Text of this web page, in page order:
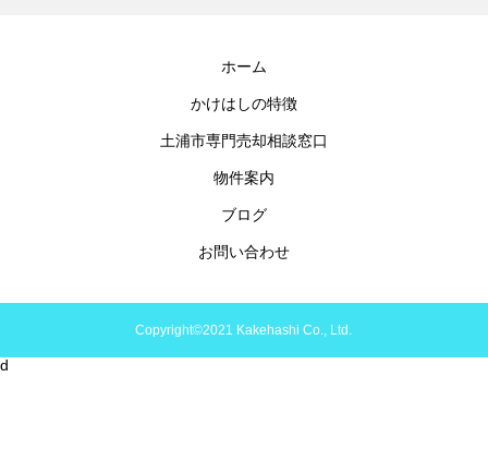
ホーム
かけはしの特徴
土浦市専門売却相談窓口
物件案内
ブログ
お問い合わせ
Copyright©2021 Kakehashi Co., Ltd.
d